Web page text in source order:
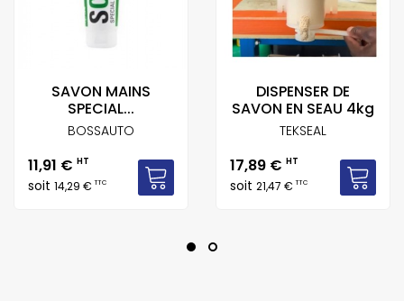
SAVON MAINS
SPECIAL...
BOSSAUTO
Prix
11,91 € HT
soit 14,29 €TTC
DISPENSER DE
SAVON EN SEAU 4kg
TEKSEAL
Prix
17,89 € HT
soit 21,47 €TTC